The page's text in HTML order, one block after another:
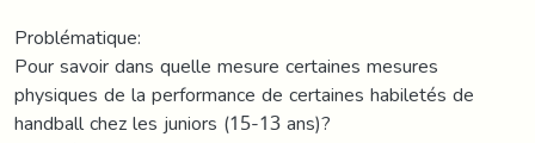
Problématique:
Pour savoir dans quelle mesure certaines mesures
physiques de la performance de certaines habiletés de
handball chez les juniors (15-13 ans)?